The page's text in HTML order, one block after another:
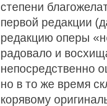
степени
первой редакции
редакцию оперы
радовало и
непосредственно
но в то же время
корявому